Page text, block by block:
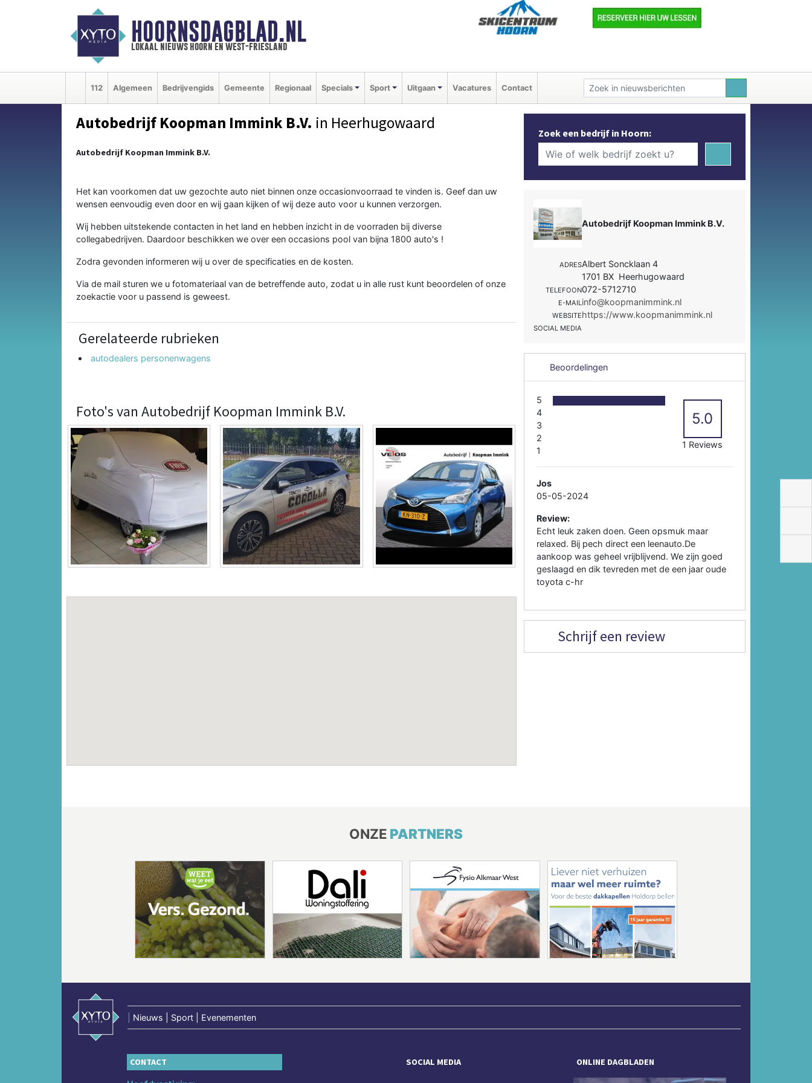
HOORNSDAGBLAD.NL
lokaal nieuws hoorn en west-friesland
112 Algemeen Bedrijvengids Gemeente Regionaal Specials Sport Uitgaan Vacatures Contact
Autobedrijf Koopman Immink B.V. in Heerhugowaard
Autobedrijf Koopman Immink B.V.
Het kan voorkomen dat uw gezochte auto niet binnen onze occasionvoorraad te vinden is. Geef dan uw
wensen eenvoudig even door en wij gaan kijken of wij deze auto voor u kunnen verzorgen.
Wij hebben uitstekende contacten in het land en hebben inzicht in de voorraden bij diverse
collegabedrijven. Daardoor beschikken we over een occasions pool van bijna 1800 auto's !
Zodra gevonden informeren wij u over de specificaties en de kosten.
Via de mail sturen we u fotomateriaal van de betreffende auto, zodat u in alle rust kunt beoordelen of onze
zoekactie voor u passend is geweest.
Gerelateerde rubrieken
autodealers personenwagens
Foto's van Autobedrijf Koopman Immink B.V.
Zoek een bedrijf in Hoorn:
Autobedrijf Koopman Immink B.V.
ADRESAlbert Soncklaan 4
1701 BX Heerhugowaard
TELEFOON072-5712710
E-MAILinfo@koopmanimmink.nl
WEBSITEhttps://www.koopmanimmink.nl
SOCIAL MEDIA
Beoordelingen
5
4
3
2
1
5.0
1 Reviews
Jos
05-05-2024
Review:
Echt leuk zaken doen. Geen opsmuk maar
relaxed. Bij pech direct een leenauto.De
aankoop was geheel vrijblijvend. We zijn goed
geslaagd en dik tevreden met de een jaar oude
toyota c-hr
Schrijf een review
ONZE PARTNERS
Nieuws | Sport | Evenementen
CONTACT SOCIAL MEDIA ONLINE DAGBLADEN